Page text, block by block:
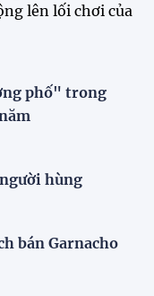
lên lối chơi của
phố" trong
hùng
bán Garnacho